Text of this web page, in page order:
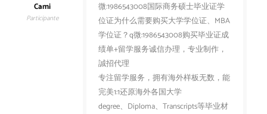
Cami
Participante
微:1986543008国际商务硕士毕业证学
位证为什么需要购买大学学位证、MBA
学位证？q微:1986543008购买毕业证成
绩单+留学服务诚信办理，专业制作，
誠招代理
专注留学服务，拥有海外样板无数，能
完美1:1还原海外各国大学
degree、Diploma、Transcripts等毕业材